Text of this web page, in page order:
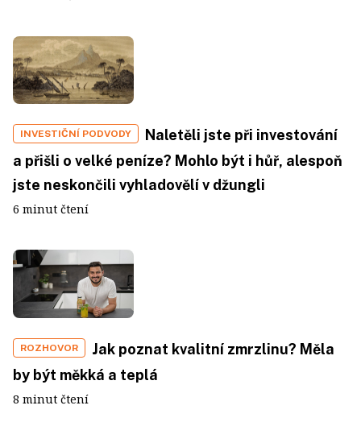
INVESTIČNÍ PODVODY
Naletěli jste při investování
a přišli o velké peníze? Mohlo být i hůř, alespoň
jste neskončili vyhladovělí v džungli
6 minut čtení
ROZHOVOR
Jak poznat kvalitní zmrzlinu? Měla
by být měkká a teplá
8 minut čtení